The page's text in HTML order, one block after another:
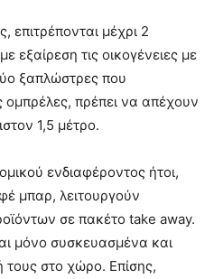
επιτρέπονται μέχρι 2
τις οικογένειες με
ξαπλώστρες που
ομπρέλες, πρέπει να απέχουν
1,5 μέτρο.
ενδιαφέροντος ήτοι,
μπαρ, λειτουργούν
σε πακέτο take away.
μόνο συσκευασμένα και
στο χώρο. Επίσης,